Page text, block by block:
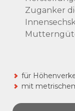
Zuganker
für
mit